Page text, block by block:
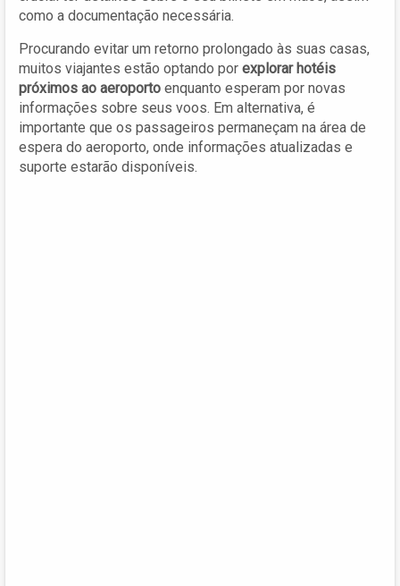
como a documentação necessária.
Procurando evitar um retorno prolongado às suas casas,
muitos viajantes estão optando por explorar hotéis
próximos ao aeroporto enquanto esperam por novas
informações sobre seus voos. Em alternativa, é
importante que os passageiros permaneçam na área de
espera do aeroporto, onde informações atualizadas e
suporte estarão disponíveis.